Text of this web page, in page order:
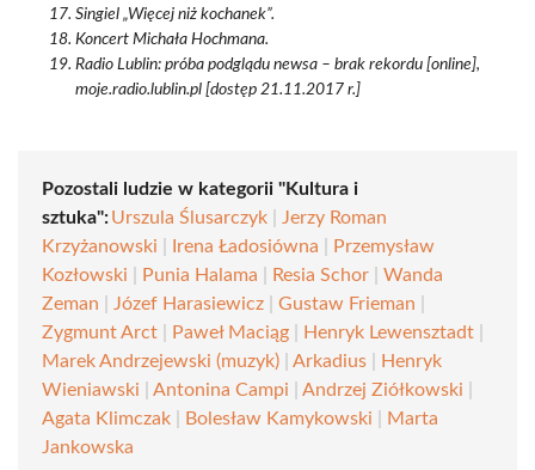
Singiel „Więcej niż kochanek”.
Koncert Michała Hochmana.
Radio Lublin: próba podglądu newsa – brak rekordu [online],
moje.radio.lublin.pl [dostęp 21.11.2017 r.]
Pozostali ludzie w kategorii "Kultura i
sztuka":Urszula Ślusarczyk
Jerzy Roman
Krzyżanowski
Irena Ładosiówna
Przemysław
Kozłowski
Punia Halama Resia Schor
Wanda
Zeman
Józef Harasiewicz Gustaw Frieman
Zygmunt Arct
Paweł Maciąg Henryk Lewensztadt
Marek Andrzejewski (muzyk)
Arkadius
Henryk
Wieniawski
Antonina Campi Andrzej Ziółkowski
Agata Klimczak
Bolesław Kamykowski
Marta
Jankowska